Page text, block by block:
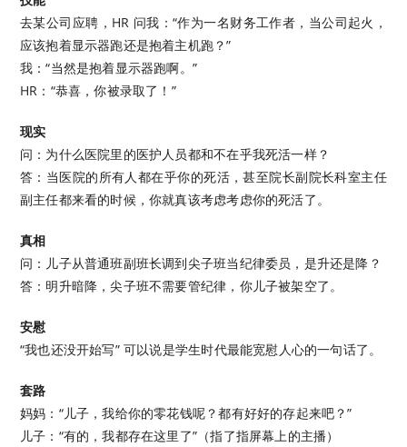
去某公司应聘，HR 问我：“作为一名财务工作者，当公司起火，
应该抱着显示器跑还是抱着主机跑？”
我：“当然是抱着显示器跑啊。”
HR：“恭喜，你被录取了！”
现实
问：为什么医院里的医护人员都和不在乎我死活一样？
答：当医院的所有人都在乎你的死活，甚至院长副院长科室主任
副主任都来看的时候，你就真该考虑考虑你的死活了。
真相
问：儿子从普通班副班长调到尖子班当纪律委员，是升还是降？
答：明升暗降，尖子班不需要管纪律，你儿子被架空了。
安慰
“我也还没开始写” 可以说是学生时代最能宽慰人心的一句话了。
套路
妈妈：“儿子，我给你的零花钱呢？都有好好的存起来吧？”
儿子：“有的，我都存在这里了”（指了指屏幕上的主播）